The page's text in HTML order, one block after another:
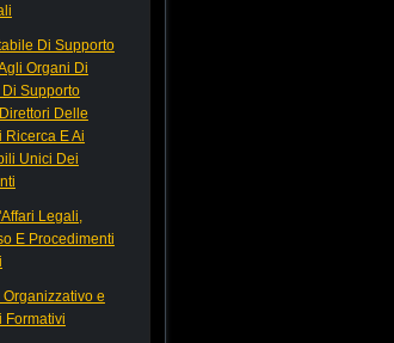
Di Supporto
Organi Di
Supporto
Delle
Ricerca E Ai
Unici Dei
Legali,
E Procedimenti
e
Formativi